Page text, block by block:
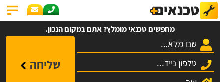
מחפשים טכנאי מומלץ? אתם במקום הנכון.
שליחה